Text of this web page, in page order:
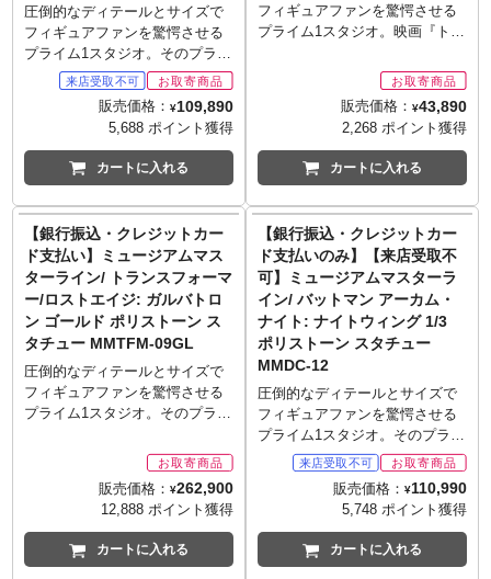
す。
転倒防止のため必ず台座を使用
■版権表記: Batman and all
related characters and elements
are trademarks of and (c) DC
Comics. (c) Warner Bros. Japan
素材を使用）
■数量: 世界限定500体（台座裏
とパッケージにシリアルナンバ
ー入り）
3D立体造形の使用により詳細な
頭部2種（笑顔、歯食いしばり）
の差し替え用パーツが付属。
■注記
写真は製品サンプルです。実際
の商品とは異なる場合がありま
す。ご使用のモニターにより実
際の色と違って見える場合があ
ります。
転倒防止のため必ず台座を使用
してください。
■版権表記:
BATMAN: ARKHAM CITY and
all related characters and
and Warner Bros. Entertainment
Inc. WB SHIELD: TM & (c)
WBEI. (s18)
■発売予定: 2018年3～5月
■素材: ポリストーン（一部に別
■数量: 世界限定1000体（台座裏
とパッケージにシリアルナンバ
3D立体造形の使用により詳細な
ディテールまで再現。
頭部2種（笑顔、歯食いしばり）
の差し替え用パーツが付属。
■注記
写真は製品サンプルです。実際
の商品とは異なる場合がありま
す。ご使用のモニターにより実
際の色と違って見える場合があ
ります。
転倒防止のため必ず台座を使用
してください。
■版権表記:
BATMAN: ARKHAM CITY and
all related characters and
elements (c) & TM DC Comics
and Warner Bros. Entertainment
Inc. WB SHIELD: TM & (c)
WBEI. (s18)
※ライトアップ機能はついてい
ません。頭部、腕部キャノン砲
の発光は演出となります。
※お取り寄せ商品はご注文後出
荷までに1週間前後必要となりま
※メーカー在庫品切れの場合、
商品をご用意出来ない場合もご
ざいます。
ーライン
■製造・発売: 株式会社プライム
1スタジオ
■サイズ: 全高約59.5cm/全幅約
36.5cm/奥行約43cm
■発売予定: 2018年10～12月
■素材: ポリストーン（一部に別
■数量: 世界限定500体（台座裏
とパッケージにシリアルナンバ
ー入り）
3D立体造形の使用により詳細な
ディテールまで再現。
■注記
装備する二丁拳銃など、ゲーム
中でも印象的だったスタイル
細なディテールまで再現。シリ
ーズでイメージを統一させた専
用ベースが付属。世界限定500
※お取り寄せ商品はご注文後出
荷までに1週間前後必要となりま
※メーカー在庫品切れの場合、
商品をご用意出来ない場合もご
ざいます。
■シリーズ名: ミュージアムマス
ターライン
■製造・発売: 株式会社プライム
1スタジオ
■サイズ: 全高約81.7cm/全幅約
■発売予定: 2018年7～9月
■素材: ポリストーン（一部に別
素材を使用）
■数量: 世界限定500体（台座裏
とパッケージにシリアルナンバ
3D立体造形の使用により詳細な
圧倒的なディテールとサイズで
フィギュアファンを驚愕させる
プライム1スタジオ。そのプライ
ム1スタジオが放つ「プレミアム
マスターライン」シリーズに、
マーベルコミック第2弾として対
ヴェノム抗体から生まれた新た
な共生体「アンチ・ヴェノム」
がラインナップ。体内の奇生体
生したアンチ・ヴェノムの姿
を、全身から生え出た攻撃的で
シャープな触手など、3D立体造
形の使用により詳細なディテー
ルまで再現。頭部は開口状態と
舌を出した状態の全2種が付属
し、差し替えによりディスプレ
イ時に様々な「表情」が楽しめ
る仕様。専用ベース付属。世界
限定1250体。
※メーカー在庫品切れの場合、
商品をご用意出来ない場合もご
ざいます。
■シリーズ名: プレミアムマスタ
販売価格： ¥109,890
5,688 ポイント獲得
カートに入れる
フィギュアファンを驚愕させる
プライム1スタジオ。映画『トラ
「ミュージアムマスターライ
ン」と同スケールで展開し、手
軽にディスプレイが出来るバス
トモデル「プレミアムバス
ト」。新作としてラインナップ
したのは映画『トランスフォー
ガルバトロンのダメージバージ
ョン。3D立体造形の使用によ
り、詳細なディテールまでポリ
ストーンにて再現。演出的なダ
メージを帯びたパーツがよりコ
レクション性をアップ。目が赤
く発光されるLEDライトアップ
機能も搭載。全世界300個限定。
※お取り寄せ商品はご注文後出
荷までに1週間前後必要となりま
す。
商品をご用意出来ない場合もご
■シリーズ名: プレミアムバスト
■製造・発売: 株式会社プライム
1スタジオ
販売価格： ¥43,890
2,268 ポイント獲得
カートに入れる
【銀行振込・クレジットカー
ド支払い】ミュージアムマス
ターライン/ トランスフォーマ
ー/ロストエイジ: ガルバトロ
ン ゴールド ポリストーン ス
タチュー MMTFM-09GL
圧倒的なディテールとサイズで
フィギュアファンを驚愕させる
プライム1スタジオ。そのプライ
ンスフォーマー』シリーズのミ
ュージアムマスターライン新作
は、2014年公開の映画『トラン
スフォーマー/ロストエイジ』か
らガルバトロンのゴールドバー
ジョン。人気アレンジとしてお
販売価格： ¥262,900
12,888 ポイント獲得
カートに入れる
【銀行振込・クレジットカー
ド支払いのみ】【来店受取不
可】ミュージアムマスターラ
イン/ バットマン アーカム・
ナイト: ナイトウィング 1/3
ポリストーン スタチュー
MMDC-12
圧倒的なディテールとサイズで
フィギュアファンを驚愕させる
プライム1スタジオ。そのプライ
ム1スタジオが放つ、DCコミッ
クスのキャラクターによる「ミ
ュージアムマスターライン」新
作は『バットマン アーカム・ナ
イト』版ナイトウィング。3D立
体造形の使用により詳細なディ
販売価格： ¥110,990
5,748 ポイント獲得
カートに入れる